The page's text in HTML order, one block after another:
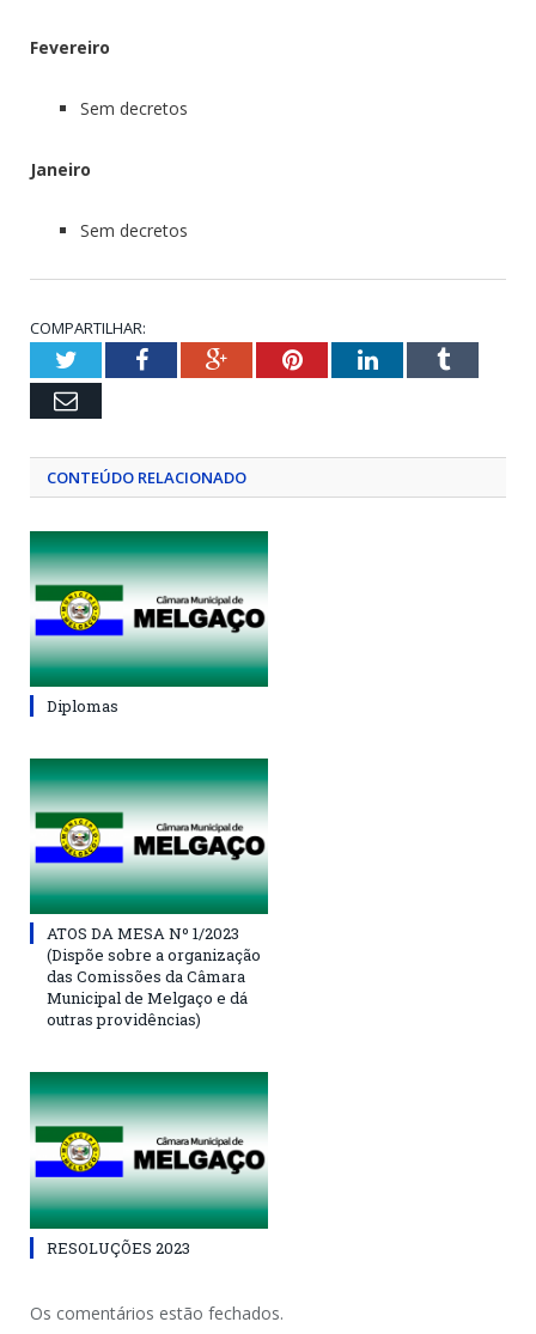
Fevereiro
Sem decretos
Janeiro
Sem decretos
COMPARTILHAR:
TwitterFacebookGoogle+PinterestLinkedInTumblr
Email
CONTEÚDO RELACIONADO
Diplomas
ATOS DA MESA Nº 1/2023
(Dispõe sobre a organização
das Comissões da Câmara
Municipal de Melgaço e dá
outras providências)
RESOLUÇÕES 2023
Os comentários estão fechados.